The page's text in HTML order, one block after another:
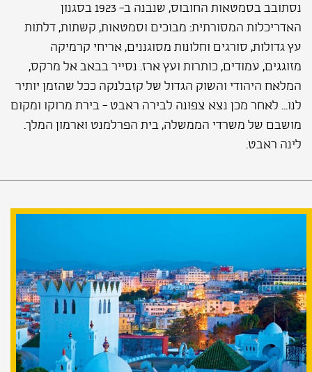
נסתובב בסמטאות החובוס, שנבנה ב- 1923 בסגנון
האדריכלות המסורתית: מבוכים וסמטאות, קשתות, דלתות
עץ גדולות, סורגים וחלונות מסוגננים, אריחי קרמיקה
מזוגגים, עמודים, כותרות ועץ ארז. נסייר בבאב אל מרקס,
המלאח היהודי והשוק הגדול של קזבלנקה ככל שהזמן יותיר
לנו... לאחר מכן נצא צפונה לבירה ראבט - בירת מרוקו ומקום
מושבם של משרדי הממשלה, בית הפרלמנט וארמון המלך.
לינה ראבט.